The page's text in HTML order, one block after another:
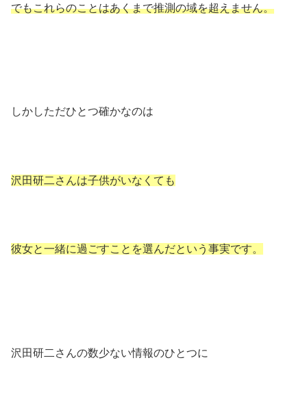
でもこれらのことはあくまで推測の域を超えません。
しかしただひとつ確かなのは
沢田研二さんは子供がいなくても
彼女と一緒に過ごすことを選んだという事実です。
沢田研二さんの数少ない情報のひとつに